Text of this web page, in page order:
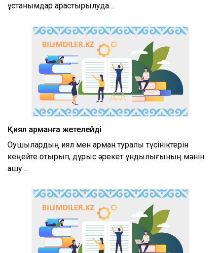
ұстанымдар қарастырылуда....
Қиял арманға жетелейді
Оқушылардың қиял мен арман туралы түсініктерін
кеңейте отырып, дұрыс әрекет құндылығының мәнін
ашу....